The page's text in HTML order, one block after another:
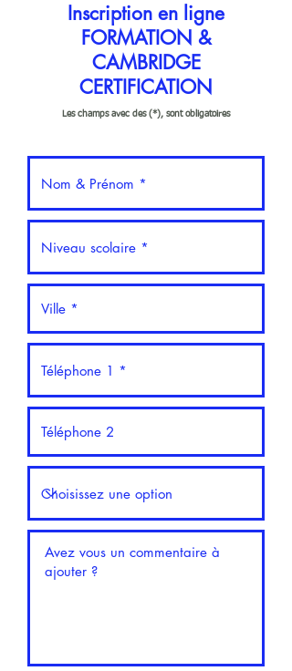
Inscription en ligne
FORMATION &
CAMBRIDGE
CERTIFICATION
Les champs avec des (*), sont obligatoires